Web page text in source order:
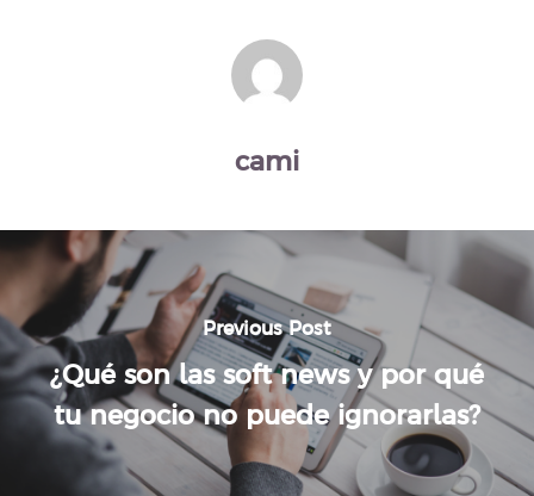
cami
Previous Post
¿Qué son las soft news y por qué
tu negocio no puede ignorarlas?